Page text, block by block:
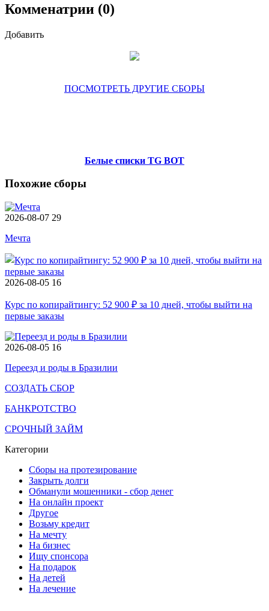
Комменатрии (0)
Добавить
ПОСМОТРЕТЬ ДРУГИЕ СБОРЫ
Белые списки TG BOT
Похожие сборы
2026-08-07 29
Мечта
2026-08-05 16
Курс по копирайтингу: 52 900 ₽ за 10 дней, чтобы выйти на
первые заказы
2026-08-05 16
Переезд и роды в Бразилии
СОЗДАТЬ СБОР
БАНКРОТСТВО
СРОЧНЫЙ ЗАЙМ
Категории
Сборы на протезирование
Закрыть долги
Обманули мошенники - сбор денег
На онлайн проект
Другое
Возьму кредит
На мечту
На бизнес
Ищу спонсора
На подарок
На детей
На лечение